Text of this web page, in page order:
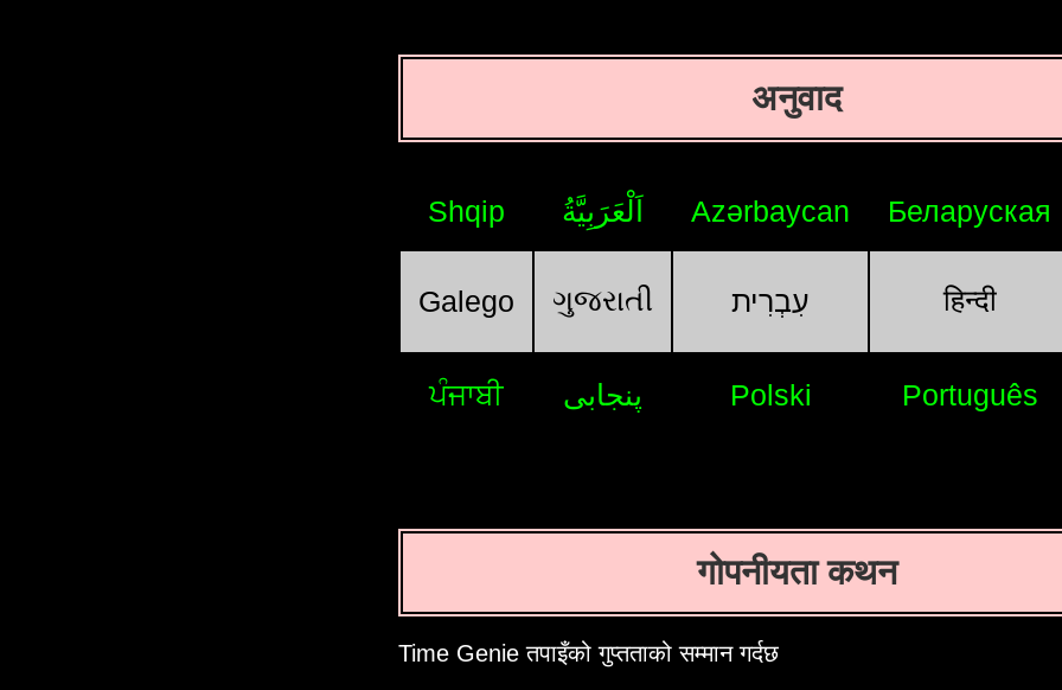
अनुवाद
Shqip اَلْعَرَبِيَّةُ Azərbaycan Беларуская
Galego ગુજરાતી עִבְרִית हिन्दी
ਪੰਜਾਬੀ پنجابی Polski Português
गोपनीयता कथन
Time Genie तपाइँको गुप्तताको सम्मान गर्दछ